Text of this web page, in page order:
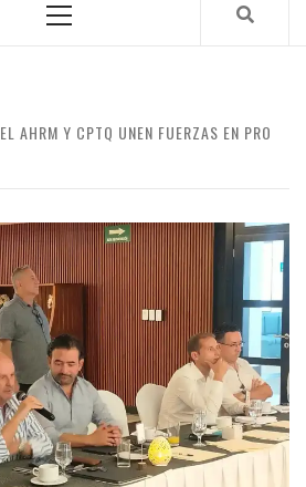
Menu
EL AHRM Y CPTQ UNEN FUERZAS EN PRO